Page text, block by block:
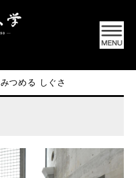
みつめる しぐさ